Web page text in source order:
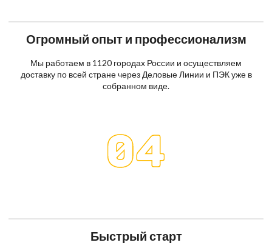
Огромный опыт и профессионализм
Мы работаем в 1120 городах России и осуществляем
доставку по всей стране через Деловые Линии и ПЭК уже в
собранном виде.
Быстрый старт